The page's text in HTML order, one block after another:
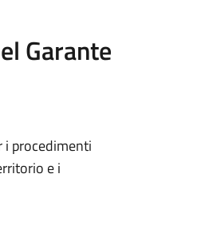
Garante
i procedimenti
e i